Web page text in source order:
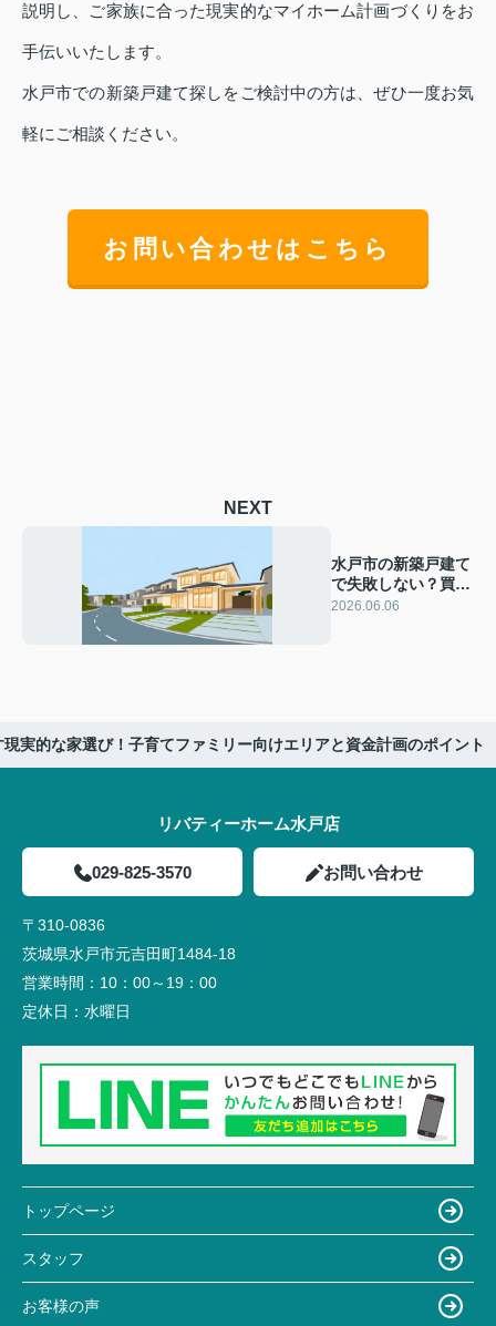
説明し、ご家族に合った現実的なマイホーム計画づくりをお
手伝いいたします。
水戸市での新築戸建て探しをご検討中の方は、ぜひ一度お気
軽にご相談ください。
お問い合わせはこちら
NEXT
水戸市の新築戸建て
で失敗しない？買っ
て後悔した家の共通
2026.06.06
実的な家選び！子育てファミリー向けエリアと資金計画のポイント
リバティーホーム水戸店
029-825-3570 お問い合わせ
〒310-0836
茨城県水戸市元吉田町1484-18
営業時間： 10：00～19：00
定休日： 水曜日
トップページ
スタッフ
お客様の声